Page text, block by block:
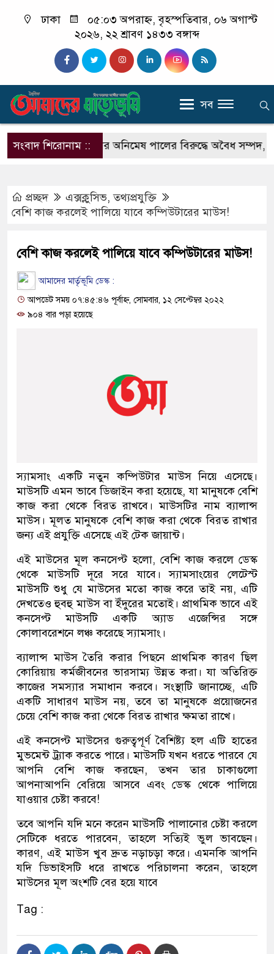
ঢাকা
০৫:০৩ অপরাহ্ন, বৃহস্পতিবার, ০৬ অগাস্ট
২০২৬, ২২ শ্রাবণ ১৪৩৩ বঙ্গাব্দ
সব
সংবাদ শিরোনাম ::
সাব-রেজিস্ট্রার অনিমেষ পালের বিরুদ্ধে অবৈধ সম্পদ,
প্রচ্ছদ এক্সক্লুসিভ,তথ্যপ্রযুক্তি
বেশি কাজ করলেই পালিয়ে যাবে কম্পিউটারের মাউস!
বেশি কাজ করলেই পালিয়ে যাবে কম্পিউটারের মাউস!
আমাদের মার্তৃভূমি ডেস্ক :
আপডেট সময় ০৭:৪৫:৪৬ পূর্বাহ্ন, সোমবার, ১২ সেপ্টেম্বর ২০২২
৯০৪ বার পড়া হয়েছে
স্যামসাং একটি নতুন কম্পিউটার মাউস নিয়ে এসেছে।
মাউসটি এমন ভাবে ডিজাইন করা হয়েছে, যা মানুষকে বেশি
কাজ করা থেকে বিরত রাখবে। মাউসটির নাম ব্যালান্স
মাউস। মূলত মানুষকে বেশি কাজ করা থেকে বিরত রাখার
জন্য এই প্রযুক্তি এসেছে এই টেক জায়ান্ট।
এই মাউসের মূল কনসেপ্ট হলো, বেশি কাজ করলে ডেস্ক
থেকে মাউসটি দূরে সরে যাবে। স্যামসাংয়ের লেটেস্ট
মাউসটি শুধু যে মাউসের মতো কাজ করে তাই নয়, এটি
দেখতেও হুবহু মাউস বা ইঁদুরের মতোই। প্রাথমিক ভাবে এই
কনসেপ্ট মাউসটি একটি অ্যাড এজেন্সির সঙ্গে
কোলাবরেশনে লঞ্চ করেছে স্যামসাং।
ব্যালান্স মাউস তৈরি করার পিছনে প্রাথমিক কারণ ছিল
কোরিয়ায় কর্মজীবনের ভারসাম্য উন্নত করা। যা অতিরিক্ত
কাজের সমস্যার সমাধান করবে। সংস্থাটি জানাচ্ছে, এটি
একটি সাধারণ মাউস নয়, তবে তা মানুষকে প্রয়োজনের
চেয়ে বেশি কাজ করা থেকে বিরত রাখার ক্ষমতা রাখে।
এই কনসেপ্ট মাউসের গুরুত্বপূর্ণ বৈশিষ্ট্য হল এটি হাতের
মুভমেন্ট ট্র্যাক করতে পারে। মাউসটি যখন ধরতে পারবে যে
আপনি বেশি কাজ করছেন, তখন তার চাকাগুলো
আপনাআপনি বেরিয়ে আসবে এবং ডেস্ক থেকে পালিয়ে
যাওয়ার চেষ্টা করবে!
তবে আপনি যদি মনে করেন মাউসটি পালানোর চেষ্টা করলে
সেটিকে ধরতে পারবেন, তাহলে সত্যিই ভুল ভাবছেন।
কারণ, এই মাউস খুব দ্রুত নড়াচড়া করে। এমনকি আপনি
যদি ডিভাইসটি ধরে রাখতে পরিচালনা করেন, তাহলে
মাউসের মূল অংশটি বের হয়ে যাবে
Tag :